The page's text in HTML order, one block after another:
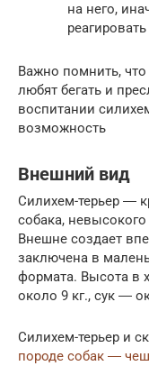
на него,
Важно помнить,
любят бегать и
воспитании
возможность
Внешний вид
Силихем-терьер ―
собака,
Внешне создает
заключена в
формата. Высота в
около 9 кг., сук ―
Силихем-терьер и
породе собак ―